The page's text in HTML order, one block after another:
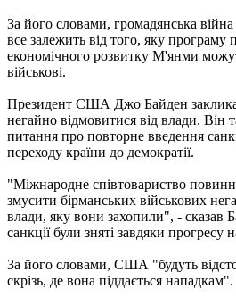
За його словами, громадянська війна
все залежить від того, яку програму
економічного розвитку М'янми
військові.
Президент США Джо Байден
негайно відмовитися від влади. Він
питання про повторне введення
переходу країни до демократії.
"Міжнародне співтовариство
змусити бірманських військових
влади, яку вони захопили", - сказав
санкції були зняті завдяки прогресу
За його словами, США "будуть
скрізь, де вона піддається нападкам".